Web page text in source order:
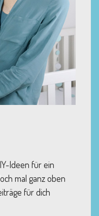
Ideen für ein
mal ganz oben
für dich